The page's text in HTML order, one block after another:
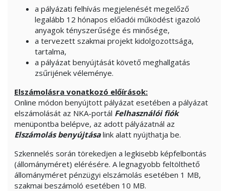
a pályázati felhívás megjelenését megelőző
legalább 12 hónapos előadói működést igazoló
anyagok tényszerűsége és minősége,
a tervezett szakmai projekt kidolgozottsága,
tartalma,
a pályázat benyújtását követő meghallgatás
zsűrijének véleménye.
Elszámolásra vonatkozó előírások:
Online módon benyújtott pályázat esetében a pályázat
elszámolását az NKA-portál Felhasználói fiók
menüpontba belépve, az adott pályázatnál az
Elszámolás benyújtásalink alatt nyújthatja be.
Szkennelés során törekedjen a legkisebb képfelbontás
(állományméret) elérésére. A legnagyobb feltölthető
állományméret pénzügyi elszámolás esetében 1 MB,
szakmai beszámoló esetében 10 MB.